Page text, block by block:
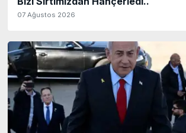
07 Ağustos 2026